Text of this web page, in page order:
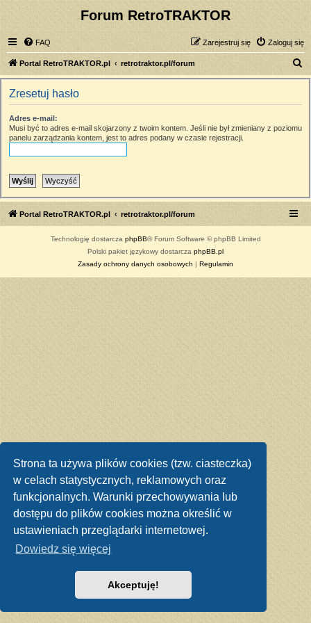
Strona ta używa plików cookies (tzw. ciasteczka)
w celach statystycznych, reklamowych oraz
funkcjonalnych. Warunki przechowywania lub
dostępu do plików cookies można określić w
ustawieniach przeglądarki internetowej.
Dowiedz się więcej
Akceptuję!
Forum RetroTRAKTOR
FAQ Zaloguj się
Zarejestruj się
Portal RetroTRAKTOR.pl retrotraktor.pl/forum
z
Zresetuj hasło
Adres e-mail:
Musi być to adres e-mail skojarzony z twoim kontem. Jeśli nie był zmieniany z poziomu
panelu zarządzania kontem, jest to adres podany w czasie rejestracji.
Portal RetroTRAKTOR.pl retrotraktor.pl/forum
Technologię dostarcza phpBB® Forum Software © phpBB Limited
Polski pakiet językowy dostarcza phpBB.pl
Zasady ochrony danych osobowych | Regulamin